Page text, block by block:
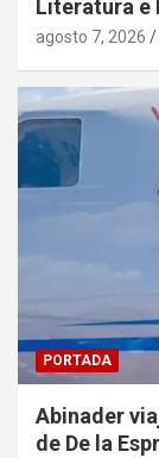
Literatura e
agosto 7, 2026
PORTADA
Abinader
de De la